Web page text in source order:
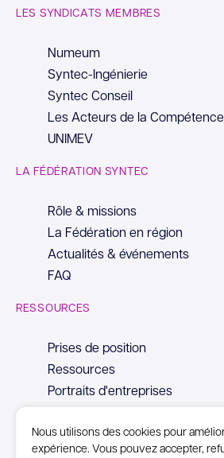
Nous utilisons des cookies pour
expérience. Vous pouvez accepter,
LES SYNDICATS MEMBRES
Numeum
Syntec-Ingénierie
Syntec Conseil
Les Acteurs de la Compétence
UNIMEV
LA FÉDÉRATION SYNTEC
Rôle & missions
La Fédération en région
Actualités & événements
FAQ
RESSOURCES
Prises de position
Ressources
Portraits d'entreprises